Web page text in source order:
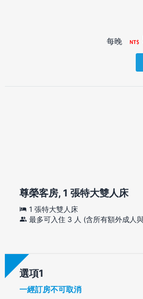
每晚
尊榮客房, 1 張特大雙人床
1 張特大雙人床
最多可入住 3 人 (含所有額外成人
選項
一經訂房不可取消